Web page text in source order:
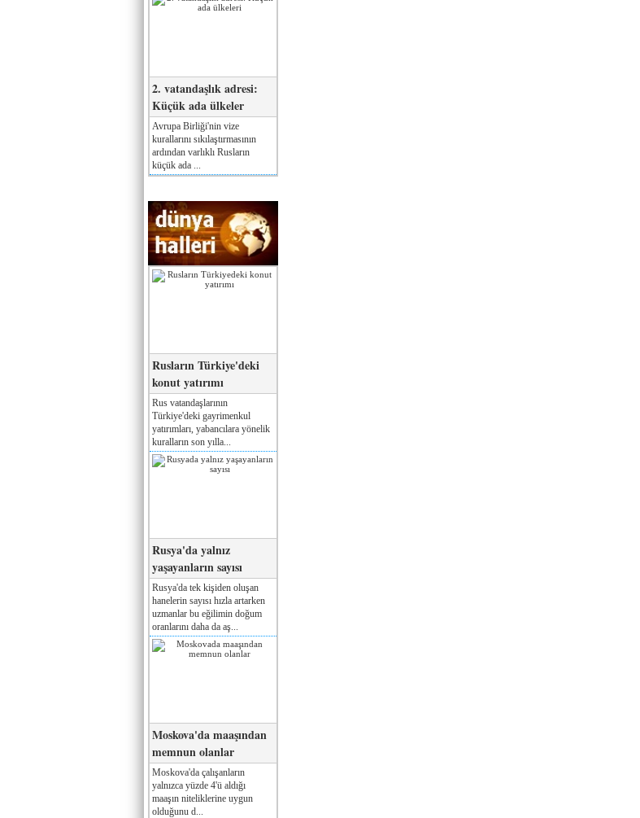
2. vatandaşlık adresi:
Küçük ada ülkeler
Avrupa Birliği'nin vize
kurallarını sıkılaştırmasının
ardından varlıklı Rusların
küçük ada ...
Rusların Türkiye'deki
konut yatırımı
Rus vatandaşlarının
Türkiye'deki gayrimenkul
yatırımları, yabancılara yönelik
kuralların son yılla...
Rusya'da yalnız
yaşayanların sayısı
Rusya'da tek kişiden oluşan
hanelerin sayısı hızla artarken
uzmanlar bu eğilimin doğum
oranlarını daha da aş...
Moskova'da maaşından
memnun olanlar
Moskova'da çalışanların
yalnızca yüzde 4'ü aldığı
maaşın niteliklerine uygun
olduğunu d...